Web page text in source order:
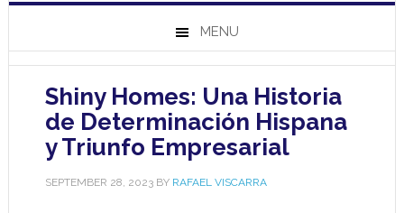
MENU
Shiny Homes: Una Historia
de Determinación Hispana
y Triunfo Empresarial
SEPTEMBER 28, 2023BY RAFAEL VISCARRA